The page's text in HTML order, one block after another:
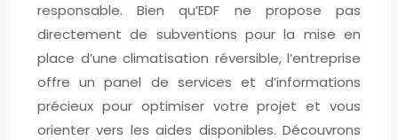
responsable. Bien qu’EDF ne propose pas
directement de subventions pour la mise en
place d’une climatisation réversible, l’entreprise
offre un panel de services et d’informations
précieux pour optimiser votre projet et vous
orienter vers les aides disponibles. Découvrons